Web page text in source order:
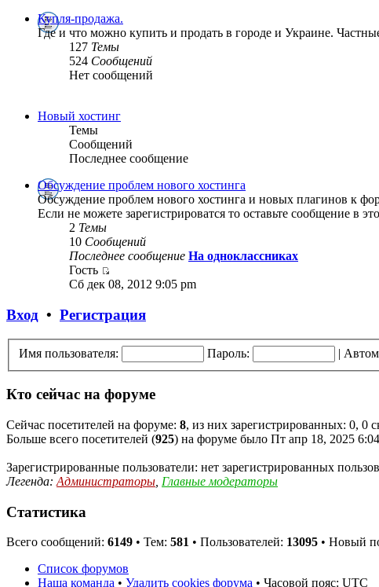
Купля-продажа.
Где и что можно купить и продать в городе и Украине.
127 Темы
524 Сообщений
Нет сообщений
Новый хостинг
Темы
Сообщений
Последнее сообщение
Обсуждение проблем нового хостинга
Обсуждение проблем нового хостинга и новых плагинов к
Если не можете зарегистрироватся то оставьте сообщение в
2 Темы
10 Сообщений
Последнее сообщение На одноклассниках
Гость
Сб дек 08, 2012 9:05 pm
Вход • Регистрация
Имя пользователя: Пароль: |
Кто сейчас на форуме
Сейчас посетителей на форуме: 8, из них зарегистрированных: 0, 0
Больше всего посетителей (925) на форуме было Пт апр 18, 2025
Зарегистрированные пользователи: нет зарегистрированных
Легенда: Администраторы Главные модераторы
Статистика
Всего сообщений: 6149 • Тем: 581 • Пользователей: 13095 • Новый
Список форумов
Наша команда • Удалить cookies форума • Часовой пояс: UTC